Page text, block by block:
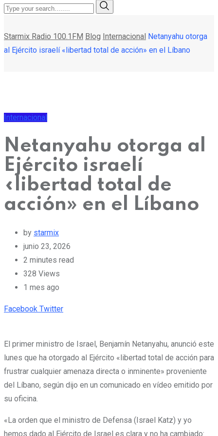
Starmix Radio 100.1FM Blog Internacional Netanyahu otorga
al Ejército israelí «libertad total de acción» en el Líbano
Internacional
Netanyahu otorga al
Ejército israelí
«libertad total de
acción» en el Líbano
by starmix
junio 23, 2026
2 minutes read
328 Views
1 mes ago
Facebook TwitterPinterest
Whatsapp
Cloud
StumbleUpon
Print
Share
El primer ministro de Israel, Benjamín Netanyahu, anunció este
lunes que ha otorgado al Ejército «libertad total de acción para
frustrar cualquier amenaza directa o inminente» proveniente
del Líbano, según dijo en un comunicado en vídeo emitido por
su oficina.
«La orden que el ministro de Defensa (Israel Katz) y yo
hemos dado al Ejército de Israel es clara y no ha cambiado: